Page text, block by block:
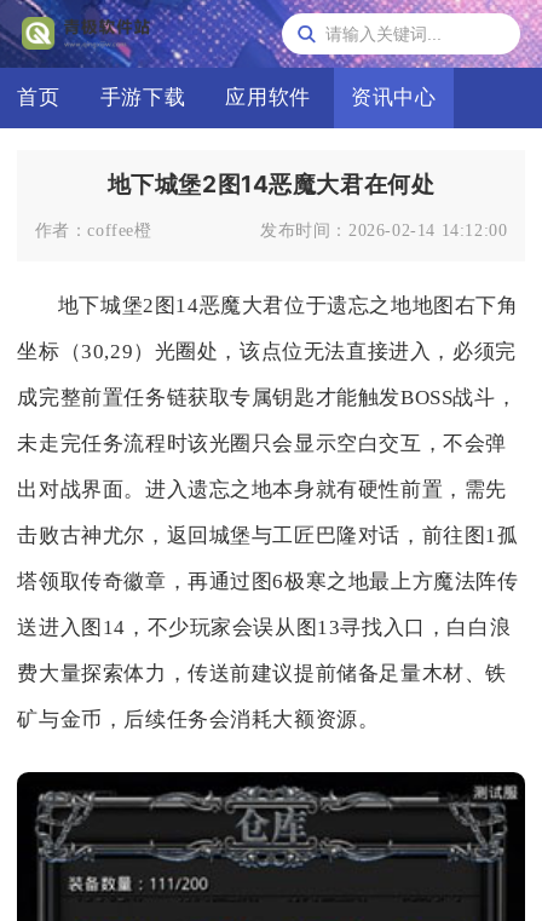
首页 手游下载 应用软件 资讯中心
地下城堡2图14恶魔大君在何处
作者：coffee橙 发布时间： 2026-02-14 14:12:00
地下城堡2图14恶魔大君位于遗忘之地地图右下角
坐标（30,29）光圈处，该点位无法直接进入，必须完
成完整前置任务链获取专属钥匙才能触发BOSS战斗，
未走完任务流程时该光圈只会显示空白交互，不会弹
出对战界面。进入遗忘之地本身就有硬性前置，需先
击败古神尤尔，返回城堡与工匠巴隆对话，前往图1孤
塔领取传奇徽章，再通过图6极寒之地最上方魔法阵传
送进入图14，不少玩家会误从图13寻找入口，白白浪
费大量探索体力，传送前建议提前储备足量木材、铁
矿与金币，后续任务会消耗大额资源。